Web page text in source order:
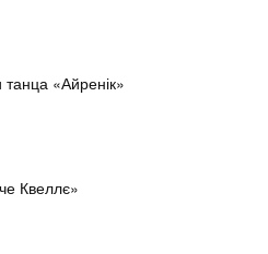
«Айренік»
Квеллє»